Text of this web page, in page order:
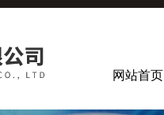
网站首页